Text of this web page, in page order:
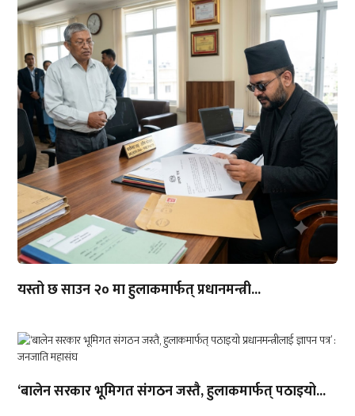
यस्तो छ साउन २० मा हुलाकमार्फत् प्रधानमन्त्री...
‘बालेन सरकार भूमिगत संगठन जस्तै, हुलाकमार्फत् पठाइयो...